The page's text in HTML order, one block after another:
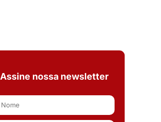
Assine nossa newsletter